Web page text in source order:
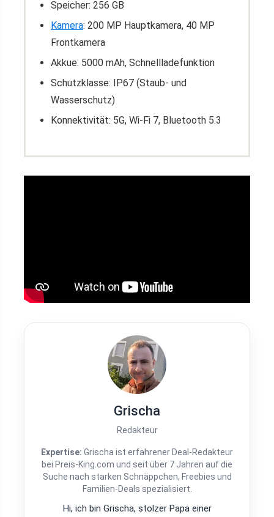
Speicher: 256 GB
Kamera: 200 MP Hauptkamera, 40 MP
Frontkamera
Akkue: 5000 mAh, Schnellladefunktion
Schutzklasse: IP67 (Staub- und
Wasserschutz)
Konnektivität: 5G, Wi-Fi 7, Bluetooth 5.3
Grischa
Redakteur
Expertise: Grischa ist erfahrener Deal-Redakteur
bei Preis-King.com und seit über 7 Jahren auf die
Suche nach starken Schnäppchen, Freebies und
Familien-Deals spezialisiert.
Hi, ich bin Grischa, stolzer Papa einer